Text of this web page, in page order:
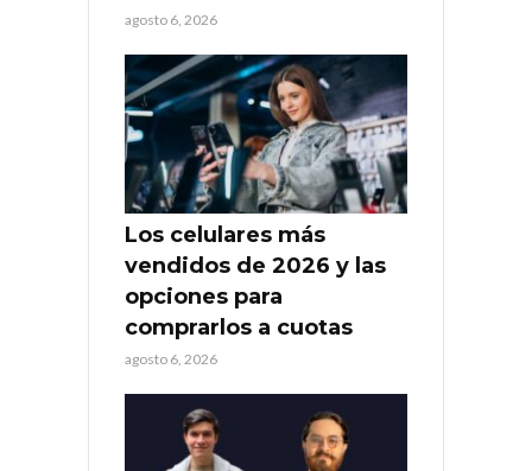
agosto 6, 2026
Los celulares más
vendidos de 2026 y las
opciones para
comprarlos a cuotas
agosto 6, 2026